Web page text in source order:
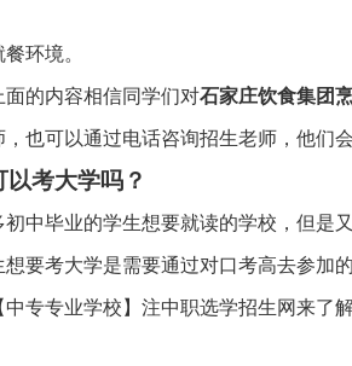
环境。
的内容相信同学们对石家庄饮食集团
也可以通过电话咨询招生老师，他们
以考大学吗？
初中毕业的学生想要就读的学校，但是
要考大学是需要通过对口考高去参加
专专业学校】注中职选学招生网来了